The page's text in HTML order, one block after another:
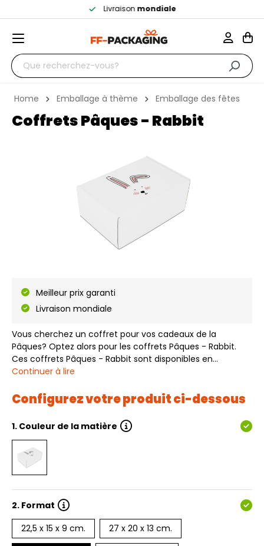
Livraison mondiale
Home Emballage à thème Emballage des fêtes
Coffrets Pâques - Rabbit
Meilleur prix garanti
Livraison mondiale
Vous cherchez un coffret pour vos cadeaux de la
Pâques? Optez alors pour les coffrets Pâques - Rabbit.
Ces coffrets Pâques - Rabbit sont disponibles en
différentes tailles et sont disponibles directement du
diverses fins en raison des différentes ta…
Continuer à lire
Configurez votre produit ci-dessous
1. Couleur de la matière
2. Format
22,5 x 15 x 9 cm.
27 x 20 x 13 cm.